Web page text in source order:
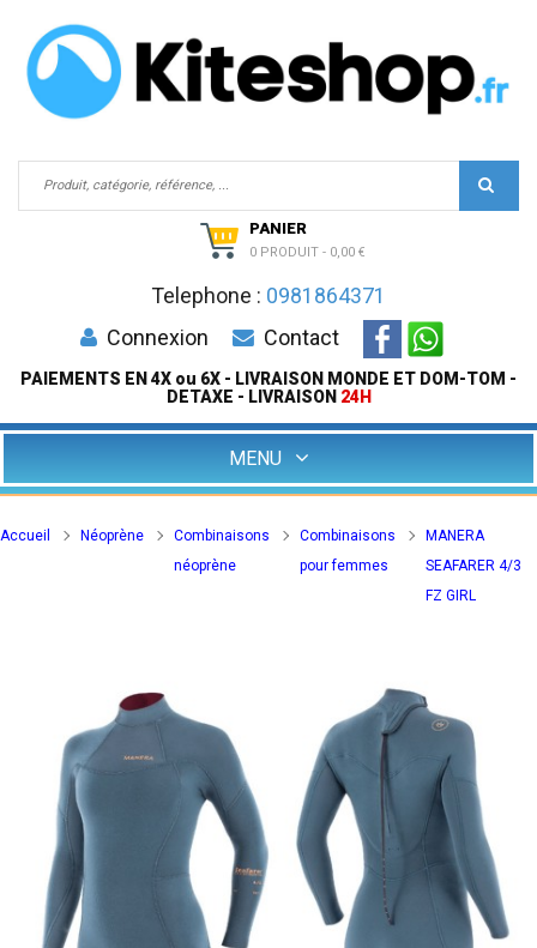
PANIER
0 PRODUIT - 0,00 €
Telephone : 0981864371
Connexion
Contact
PAIEMENTS EN 4X ou 6X - LIVRAISON MONDE ET DOM-TOM -
DETAXE - LIVRAISON 24H
MENU
Accueil Néoprène
Combinaisons
néoprène
Combinaisons
pour femmes
MANERA
SEAFARER 4/3
FZ GIRL